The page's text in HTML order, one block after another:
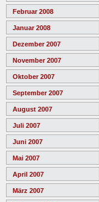
Februar 2008
Januar 2008
Dezember 2007
November 2007
Oktober 2007
September 2007
August 2007
Juli 2007
Juni 2007
Mai 2007
April 2007
März 2007